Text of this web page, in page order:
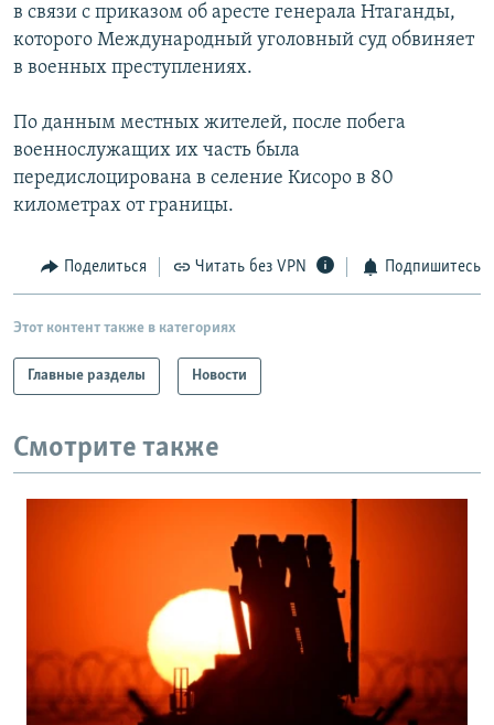
в связи с приказом об аресте генерала Нтаганды,
которого Международный уголовный суд обвиняет
в военных преступлениях.
По данным местных жителей, после побега
военнослужащих их часть была
передислоцирована в селение Кисоро в 80
километрах от границы.
Поделиться Читать без VPN Подпишитесь
Этот контент также в категориях
Главные разделы Новости
Смотрите также